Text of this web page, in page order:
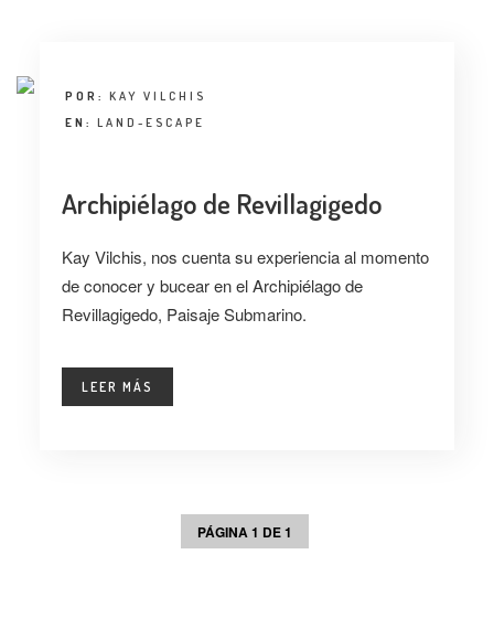
COLABORADORES
POR: KAY VILCHIS
EN: LAND-ESCAPE
Archipiélago de Revillagigedo
Kay Vilchis, nos cuenta su experiencia al momento
de conocer y bucear en el Archipiélago de
Revillagigedo, Paisaje Submarino.
LEER MÁS
PÁGINA 1 DE 1